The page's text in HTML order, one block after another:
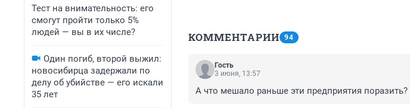
Тест на внимательность: его
смогут пройти только 5%
людей — вы в их числе?
Один погиб, второй выжил:
новосибирца задержали по
делу об убийстве — его искали
35 лет
КОММЕНТАРИИ 94
Гость
3 июня, 13:57
А что мешало раньше эти предприятия поразить?